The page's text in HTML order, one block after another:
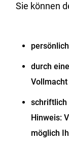
Sie können
durch
schriftlich
Hinweis:
möglich